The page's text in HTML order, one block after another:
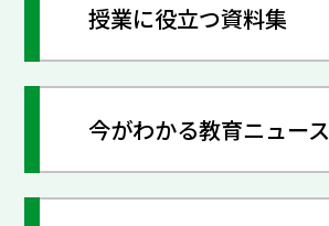
授業に役立つ資料集
今がわかる教育ニュース